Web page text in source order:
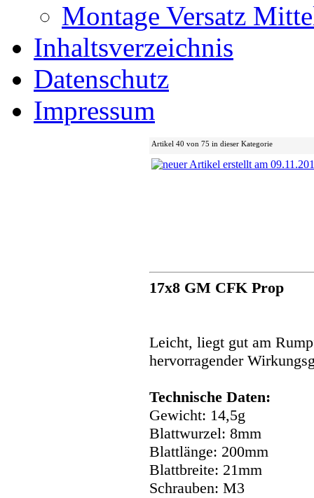
Montage Versatz
Inhaltsverzeichnis
Datenschutz
Impressum
Artikel 40 von 75 in dieser Kategorie
17x8 GM CFK Prop
Leicht, liegt gut am
hervorragender
Technische Daten:
Gewicht: 14,5g
Blattwurzel: 8mm
Blattlänge: 200mm
Blattbreite: 21mm
Schrauben: M3